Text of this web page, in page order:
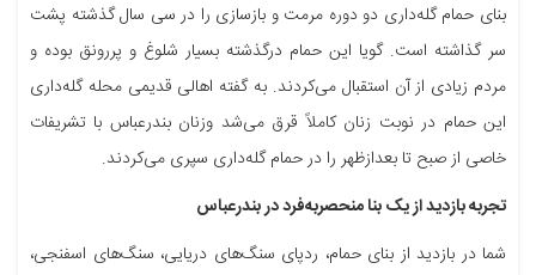
بنای حمام گله‌داری دو دوره مرمت و بازسازی را در سی سال گذشته پشت
سر گذاشته است. گویا این حمام درگذشته بسیار شلوغ و پررونق بوده و
مردم زیادی از آن استقبال می‌کردند. به گفته اهالی قدیمی محله گله‌داری
این حمام در نوبت زنان کاملاً قرق می‌شد وزنان بندرعباس با تشریفات
خاصی از صبح تا بعدازظهر را در حمام گله‌داری سپری می‌کردند.
تجربه بازدید از یک بنا منحصربه‌فرد در بندرعباس
شما در بازدید از بنای حمام، ردپای سنگ‌های دریایی، سنگ‌های اسفنجی،